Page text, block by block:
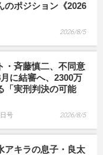
のポジション《2026
2026/8/5
・斉藤慎二、不同意
に結審へ、2300万
「実刑判決の可能
号 2026/8/5
アキラの息子・良太